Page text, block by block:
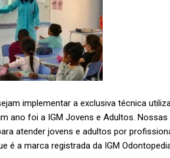
implementar a exclusiva técnica
ano foi a IGM Jovens e Adultos.
atender jovens e adultos por
é a marca registrada da IGM